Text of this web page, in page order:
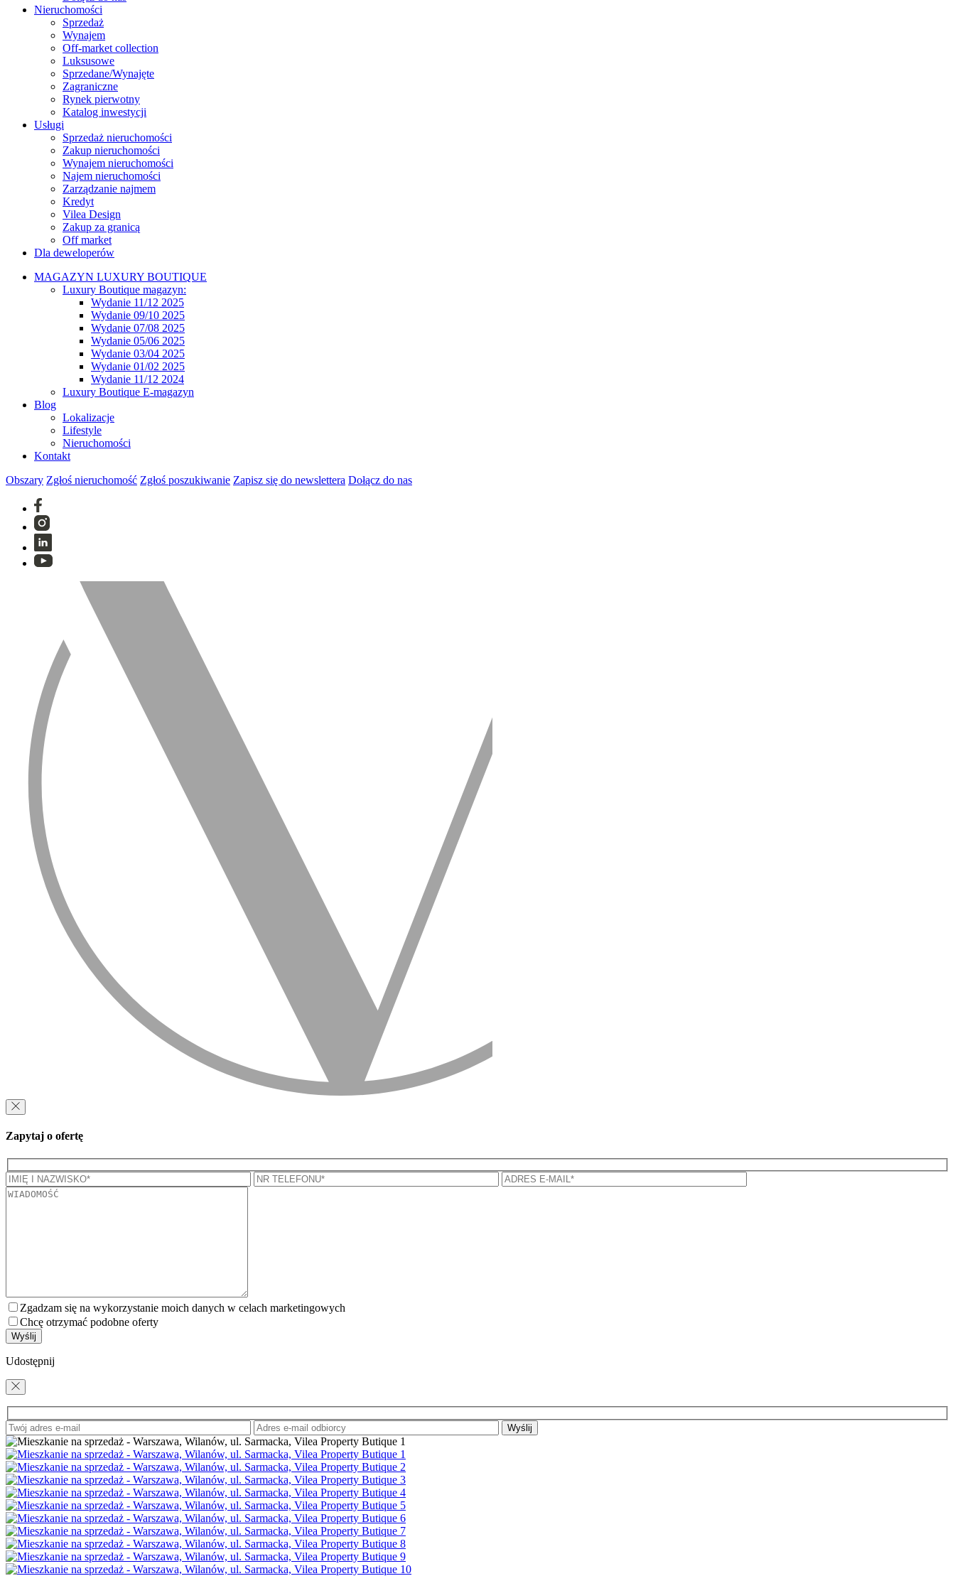
Nieruchomości
Sprzedaż
Wynajem
Off-market collection
Luksusowe
Sprzedane/Wynajęte
Zagraniczne
Rynek pierwotny
Katalog inwestycji
Usługi
Sprzedaż nieruchomości
Zakup nieruchomości
Wynajem nieruchomości
Najem nieruchomości
Zarządzanie najmem
Kredyt
Vilea Design
Zakup za granicą
Off market
Dla deweloperów
MAGAZYN LUXURY BOUTIQUE
Luxury Boutique magazyn:
Wydanie 11/12 2025
Wydanie 09/10 2025
Wydanie 07/08 2025
Wydanie 05/06 2025
Wydanie 03/04 2025
Wydanie 01/02 2025
Wydanie 11/12 2024
Luxury Boutique E-magazyn
Blog
Lokalizacje
Lifestyle
Nieruchomości
Kontakt
Obszary Zgłoś nieruchomość Zgłoś poszukiwanie Zapisz się do newslettera Dołącz do nas
Zapytaj o ofertę
Zgadzam się na wykorzystanie moich danych w celach marketingowych
Chcę otrzymać podobne oferty
Udostępnij